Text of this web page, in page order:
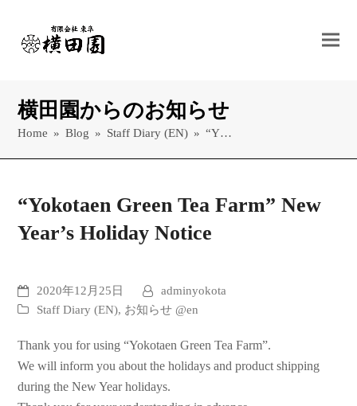
横田園からのお知らせ
Home » Blog » Staff Diary (EN) » “Y…
“Yokotaen Green Tea Farm” New
Year’s Holiday Notice
2020年12月25日
adminyokota
Staff Diary (EN), お知らせ @en
Thank you for using “Yokotaen Green Tea Farm”.
We will inform you about the holidays and product shipping
during the New Year holidays.